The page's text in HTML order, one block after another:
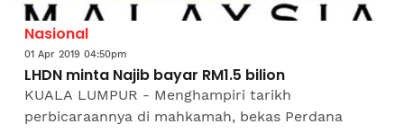
Nasional
01 Apr 2019 04:50pm
LHDN minta Najib bayar RM1.5 bilion
KUALA LUMPUR - Menghampiri tarikh
perbicaraannya di mahkamah, bekas Perdana